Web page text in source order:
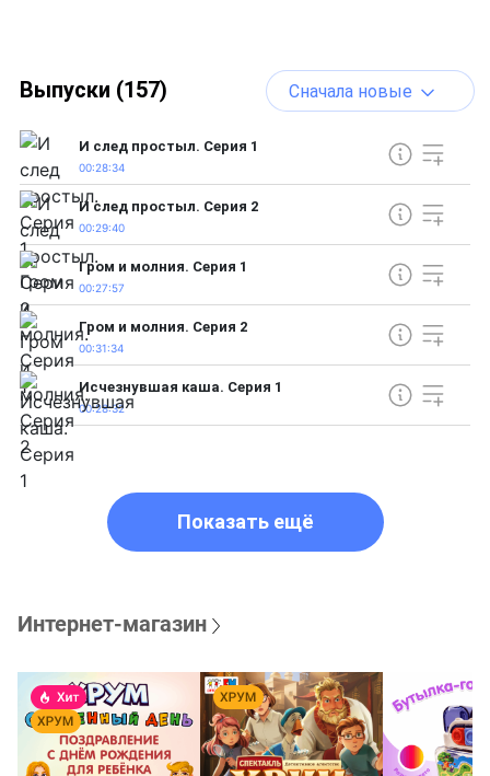
Выпуски (157) Сначала новые
И след простыл. Серия 1
00:28:34
И след простыл. Серия 2
00:29:40
Гром и молния. Серия 1
00:27:57
Гром и молния. Серия 2
00:31:34
Исчезнувшая каша. Серия 1
00:28:32
Показать ещё
Интернет-магазин